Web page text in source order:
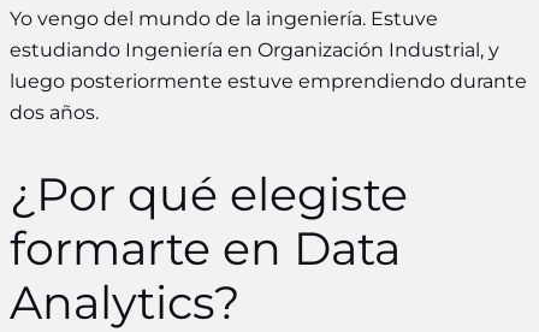
Yo vengo del mundo de la ingeniería. Estuve
estudiando Ingeniería en Organización Industrial, y
luego posteriormente estuve emprendiendo durante
dos años.
¿Por qué elegiste
formarte en Data
Analytics?